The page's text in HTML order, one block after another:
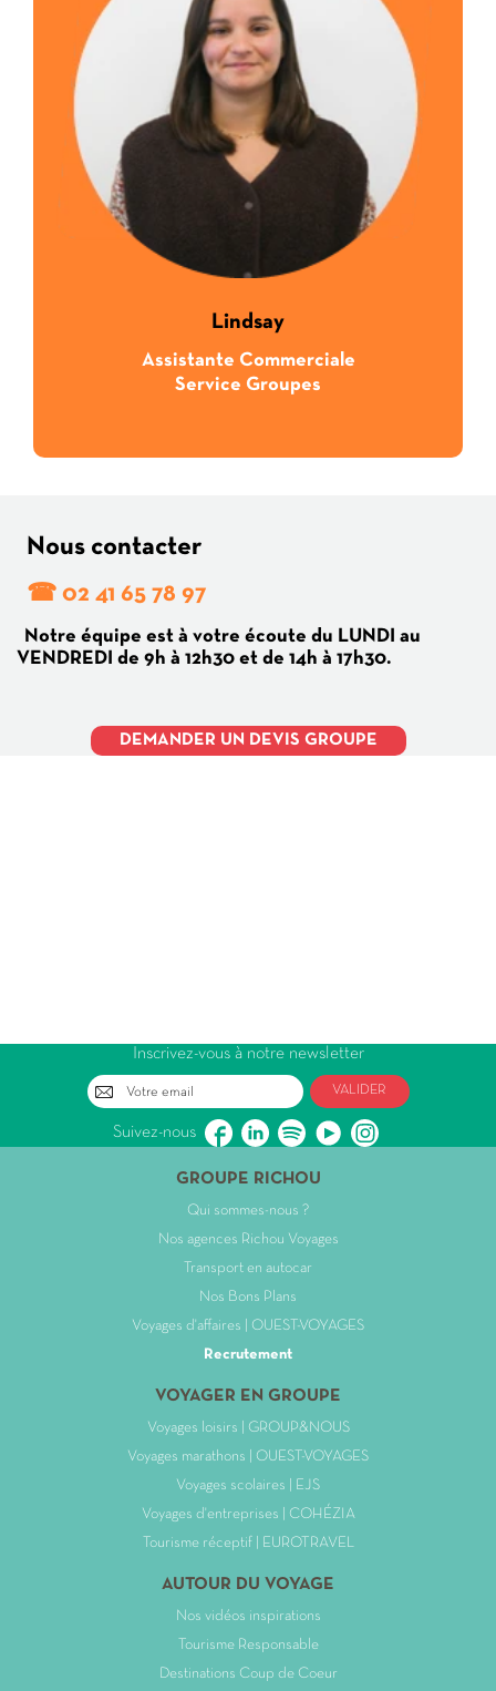
Lindsay
Assistante Commerciale
Service Groupes
Nous contacter
☎ 02 41 65 78 97
Notre équipe est à votre écoute du LUNDI au
VENDREDI de 9h à 12h30 et de 14h à 17h30.
DEMANDER UN DEVIS GROUPE
Inscrivez-vous à notre newsletter
VALIDER
Suivez-nous
GROUPE RICHOU
Qui sommes-nous ?
Nos agences Richou Voyages
Transport en autocar
Nos Bons Plans
Voyages d'affaires | OUEST-VOYAGES
Recrutement
VOYAGER EN GROUPE
Voyages loisirs | GROUP&NOUS
Voyages marathons | OUEST-VOYAGES
Voyages scolaires | EJS
Voyages d'entreprises | COHÉZIA
Tourisme réceptif | EUROTRAVEL
AUTOUR DU VOYAGE
Nos vidéos inspirations
Tourisme Responsable
Destinations Coup de Coeur